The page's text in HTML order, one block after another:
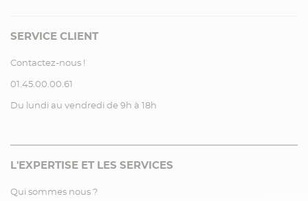
SERVICE CLIENT
Contactez-nous !
01.45.00.00.61
Du lundi au vendredi de 9h à 18h
L'EXPERTISE ET LES SERVICES
Qui sommes nous ?